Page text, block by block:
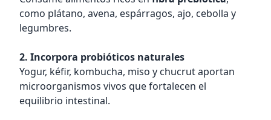
como plátano, avena, espárragos, ajo, cebolla y
legumbres.
2. Incorpora probióticos naturales
Yogur, kéfir, kombucha, miso y chucrut aportan
microorganismos vivos que fortalecen el
equilibrio intestinal.